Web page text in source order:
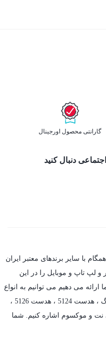
گارانتی محصول اورجینال
دنبال کنید
با سایر برندهای معتبر ایران
و لپ تاپ و موبایل را در این
می دهیم می توانیم به انواع
، هدست 5124 ، هدست 5126 ،
نت و موکسوم اشاره کنیم. شما